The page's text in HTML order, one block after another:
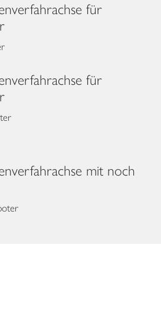
für
für
mit noch